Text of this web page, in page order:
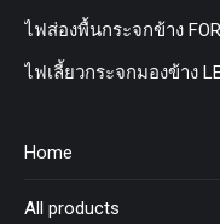
ไฟส่องพื้นกระจกข้าง
ไฟเลี้ยวกระจกมองข้าง
Home
All products